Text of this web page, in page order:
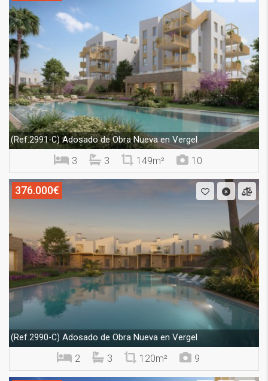
(Ref.2991-C)Adosado de Obra Nueva en Vergel
3 3 149m² 10
376.000€
(Ref.2990-C) Adosado de Obra Nueva en Vergel
2 3 120m² 9